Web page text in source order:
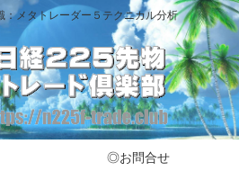
：メタトレーダー５テクニカル分析
◎お問合せ